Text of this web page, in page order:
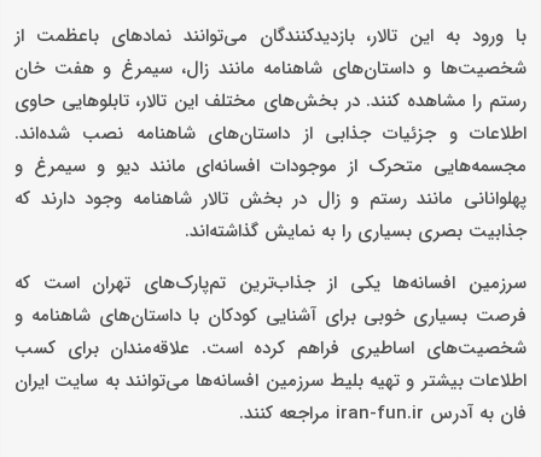
با ورود به این تالار، بازدیدکنندگان می‌توانند نمادهای باعظمت از
شخصیت‌ها و داستان‌های شاهنامه مانند زال، سیمرغ و هفت خان
رستم را مشاهده کنند. در بخش‌های مختلف این تالار، تابلوهایی حاوی
اطلاعات و جزئیات جذابی از داستان‌های شاهنامه نصب شده‌اند.
مجسمه‌هایی متحرک از موجودات افسانه‌ای مانند دیو و سیمرغ و
پهلوانانی مانند رستم و زال در بخش تالار شاهنامه وجود دارند که
جذابیت بصری بسیاری را به نمایش گذاشته‌اند.
سرزمین افسانه‌ها یکی از جذاب‌ترین تم‌پارک‌های تهران است که
فرصت بسیاری خوبی برای آشنایی کودکان با داستان‌های شاهنامه و
شخصیت‌های اساطیری فراهم کرده است. علاقه‌مندان برای کسب
اطلاعات بیشتر و تهیه بلیط سرزمین افسانه‌ها می‌توانند به سایت ایران
فان به آدرس iran-fun.ir مراجعه کنند.